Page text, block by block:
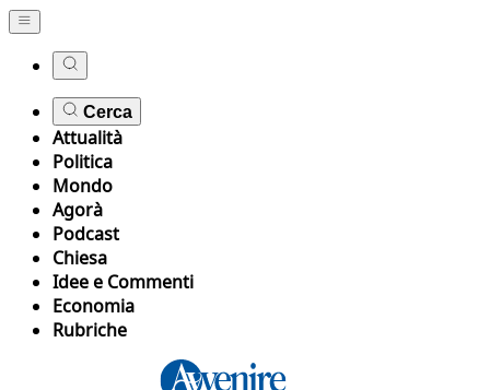
Cerca
Attualità
Politica
Mondo
Agorà
Podcast
Chiesa
Idee e Commenti
Economia
Rubriche